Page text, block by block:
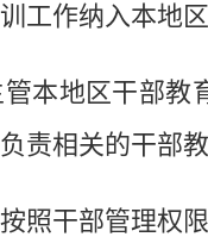
工作纳入本地
地区干部教
责相关的干部教
部管理权限